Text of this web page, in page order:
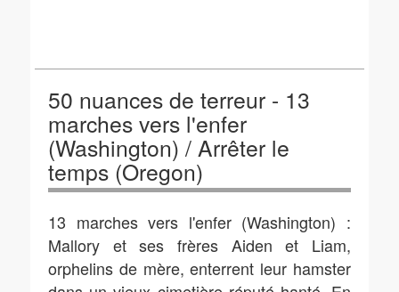
50 nuances de terreur - 13
marches vers l'enfer
(Washington) / Arrêter le
temps (Oregon)
13 marches vers l'enfer (Washington) :
Mallory et ses frères Aiden et Liam,
orphelins de mère, enterrent leur hamster